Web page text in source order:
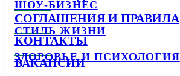
ШОУ-БИЗНЕС
СТИЛЬ ЖИЗНИ
ЗДОРОВЬЕ И ПСИХОЛОГИЯ
СОГЛАШЕНИЯ И ПРАВИЛА
КОНТАКТЫ
ВАКАНСИИ